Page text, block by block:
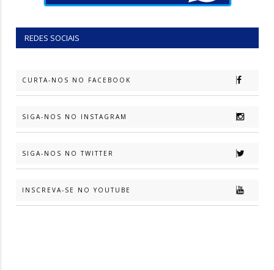
REDES SOCIAIS
CURTA-NOS NO FACEBOOK
SIGA-NOS NO INSTAGRAM
SIGA-NOS NO TWITTER
INSCREVA-SE NO YOUTUBE